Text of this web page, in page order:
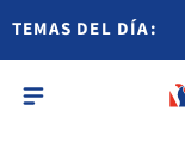
TEMAS DEL DÍA: